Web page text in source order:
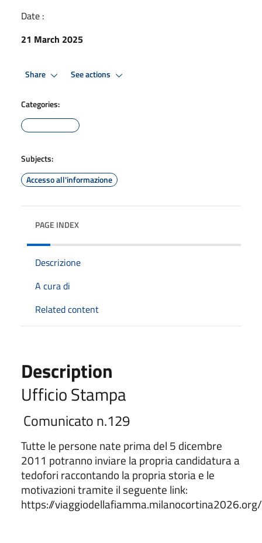
Date :
21 March 2025
Share See actions
Categories:
Subjects:
Accesso all'informazione
PAGE INDEX
Descrizione
A cura di
Related content
Description
Ufficio Stampa
Comunicato n.129
Tutte le persone nate prima del 5 dicembre
2011 potranno inviare la propria candidatura a
tedofori raccontando la propria storia e le
motivazioni tramite il seguente link:
https://